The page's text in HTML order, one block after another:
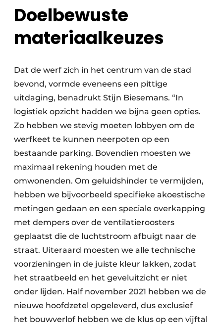
Doelbewuste
materiaalkeuzes
Dat de werf zich in het centrum van de stad
bevond, vormde eveneens een pittige
uitdaging, benadrukt Stijn Biesemans. “In
logistiek opzicht hadden we bijna geen opties.
Zo hebben we stevig moeten lobbyen om de
werfkeet te kunnen neerpoten op een
bestaande parking. Bovendien moesten we
maximaal rekening houden met de
omwonenden. Om geluidshinder te vermijden,
hebben we bijvoorbeeld specifieke akoestische
metingen gedaan en een speciale overkapping
met dempers over de ventilatieroosters
geplaatst die de luchtstroom afbuigt naar de
straat. Uiteraard moesten we alle technische
voorzieningen in de juiste kleur lakken, zodat
het straatbeeld en het geveluitzicht er niet
onder lijden. Half november 2021 hebben we de
nieuwe hoofdzetel opgeleverd, dus exclusief
het bouwverlof hebben we de klus op een vijftal